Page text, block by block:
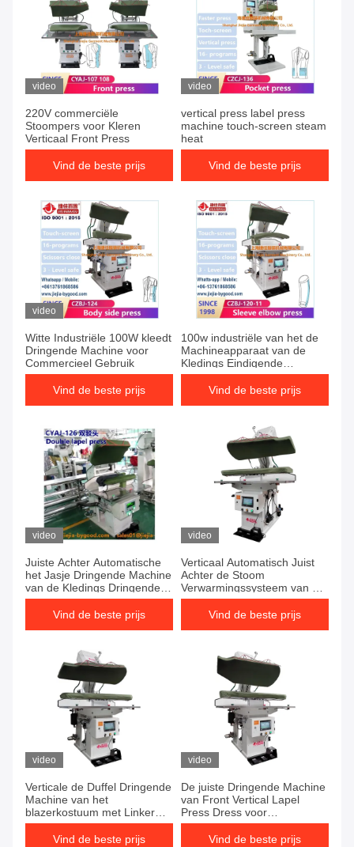
video
220V commerciële
Stoompers voor Kleren
Verticaal Front Press
Vind de beste prijs
video
vertical press label press
machine touch-screen steam
heat
Vind de beste prijs
video
Witte Industriële 100W kleedt
Dringende Machine voor
Commercieel Gebruik
Vind de beste prijs
100w industriële van het de
Machineapparaat van de
Kledings Eindigende
Broekpers de Stoompers
voor Kleren
Vind de beste prijs
video
Juiste Achter Automatische
het Jasje Dringende Machine
van de Kledings Dringende
Machine Pu
Vind de beste prijs
video
Verticaal Automatisch Juist
Achter de Stoom
Verwarmingssysteem van de
Duffel Dringende Machine
Vind de beste prijs
video
Verticale de Duffel Dringende
Machine van het
blazerkostuum met Linker
Achterstoom
Verwarmingssysteem
Vind de beste prijs
video
De juiste Dringende Machine
van Front Vertical Lapel
Press Dress voor
Stoomduffel
Vind de beste prijs